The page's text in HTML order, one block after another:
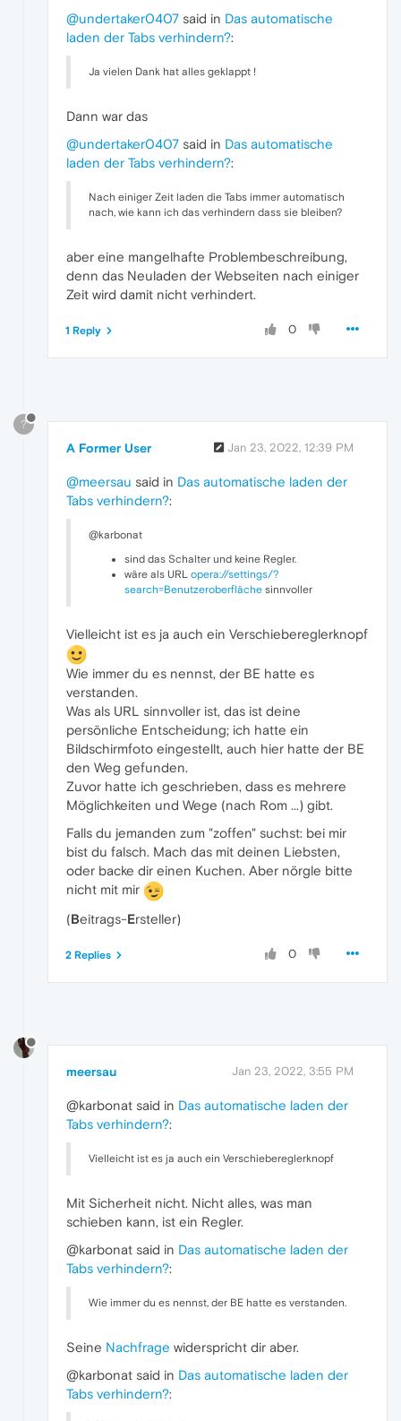
@undertaker0407 said in Das automatische
laden der Tabs verhindern?:
Ja vielen Dank hat alles geklappt !
Dann war das
@undertaker0407 said in Das automatische
laden der Tabs verhindern?:
Nach einiger Zeit laden die Tabs immer automatisch
nach, wie kann ich das verhindern dass sie bleiben?
aber eine mangelhafte Problembeschreibung,
denn das Neuladen der Webseiten nach einiger
Zeit wird damit nicht verhindert.
0
1 Reply
?
A Former User Jan 23, 2022, 12:39 PM
@meersau said in Das automatische laden der
Tabs verhindern?:
@karbonat
sind das Schalter und keine Regler.
wäre als URL opera://settings/?
search=Benutzeroberfläche sinnvoller
Vielleicht ist es ja auch ein Verschiebereglerknopf
Wie immer du es nennst, der BE hatte es
verstanden.
Was als URL sinnvoller ist, das ist deine
persönliche Entscheidung; ich hatte ein
Bildschirmfoto eingestellt, auch hier hatte der BE
den Weg gefunden.
Zuvor hatte ich geschrieben, dass es mehrere
Möglichkeiten und Wege (nach Rom ...) gibt.
Falls du jemanden zum "zoffen" suchst: bei mir
bist du falsch. Mach das mit deinen Liebsten,
oder backe dir einen Kuchen. Aber nörgle bitte
nicht mit mir
(Beitrags-Ersteller)
0
2 Replies
meersau Jan 23, 2022, 3:55 PM
@karbonat said in Das automatische laden der
Tabs verhindern?:
Vielleicht ist es ja auch ein Verschiebereglerknopf
Mit Sicherheit nicht. Nicht alles, was man
schieben kann, ist ein Regler.
@karbonat said in Das automatische laden der
Tabs verhindern?:
Wie immer du es nennst, der BE hatte es verstanden.
Seine Nachfrage widerspricht dir aber.
@karbonat said in Das automatische laden der
Tabs verhindern?: